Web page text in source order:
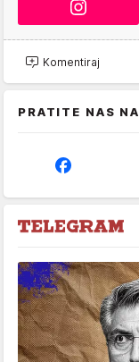
Komentiraj
PRATITE NAS NA